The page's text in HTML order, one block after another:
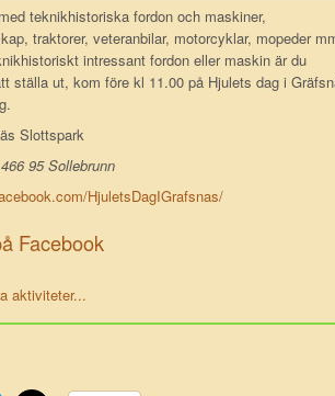
teknikhistoriska fordon och maskiner,
traktorer, veteranbilar, motorcyklar, mopeder
intressant fordon eller maskin är du
ställa ut, kom före kl 11.00 på Hjulets dag i
Slottspark
95 Sollebrunn
HjuletsDagIGrafsnas/
Facebook
aktiviteter...